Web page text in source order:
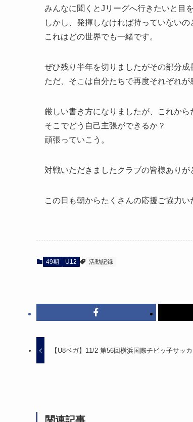
みんなに聞くとJリーグへ行きたいと目
しかし、発揮しなければ持っていないの
これはどの世界でも一緒です。
ぜひ残り半年を切りましたがその部分成
ただ、そこは自分たちで再度それぞれが
厳しい書き方になりましたが、これか
そこでどう自己主張ができるか？
頑張っていこう。
対戦いただきましたクラブの皆様ありが
この日も朝からたくさんの応援ご協力
49期 U12 活動記録
【U8ベガ】11/2 第56回横浜国際チビッ子サッ